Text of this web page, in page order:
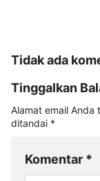
Tidak ada
Tinggalkan
Alamat email Anda
ditandai *
Komentar *